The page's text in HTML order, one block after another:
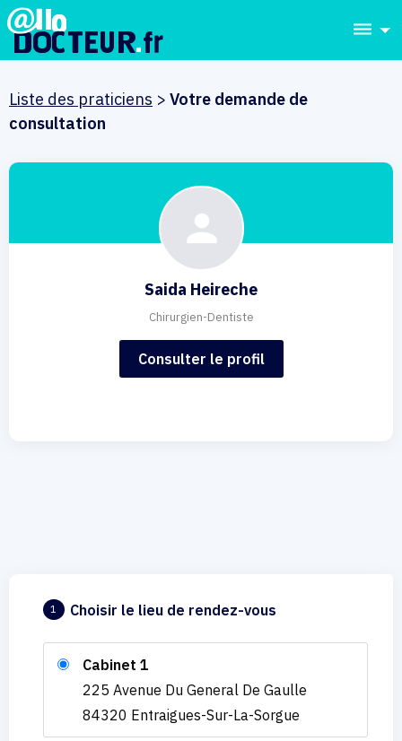
dehaze
Liste des praticiens > Votre demande de
consultation
Saida Heireche
Chirurgien-Dentiste
Consulter le profil
1 Choisir le lieu de rendez-vous
Cabinet 1
225 Avenue Du General De Gaulle
84320 Entraigues-Sur-La-Sorgue